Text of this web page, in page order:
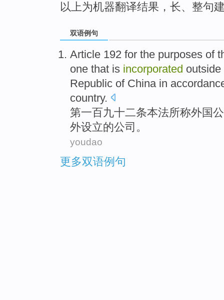
以上为机器翻译结果，长、整句
双语例句
Article 192 for the purposes of
one that is incorporated
Republic of China in
country.
第一百九十二条本法所称外国
外设立的公司。
youdao
更多双语例句